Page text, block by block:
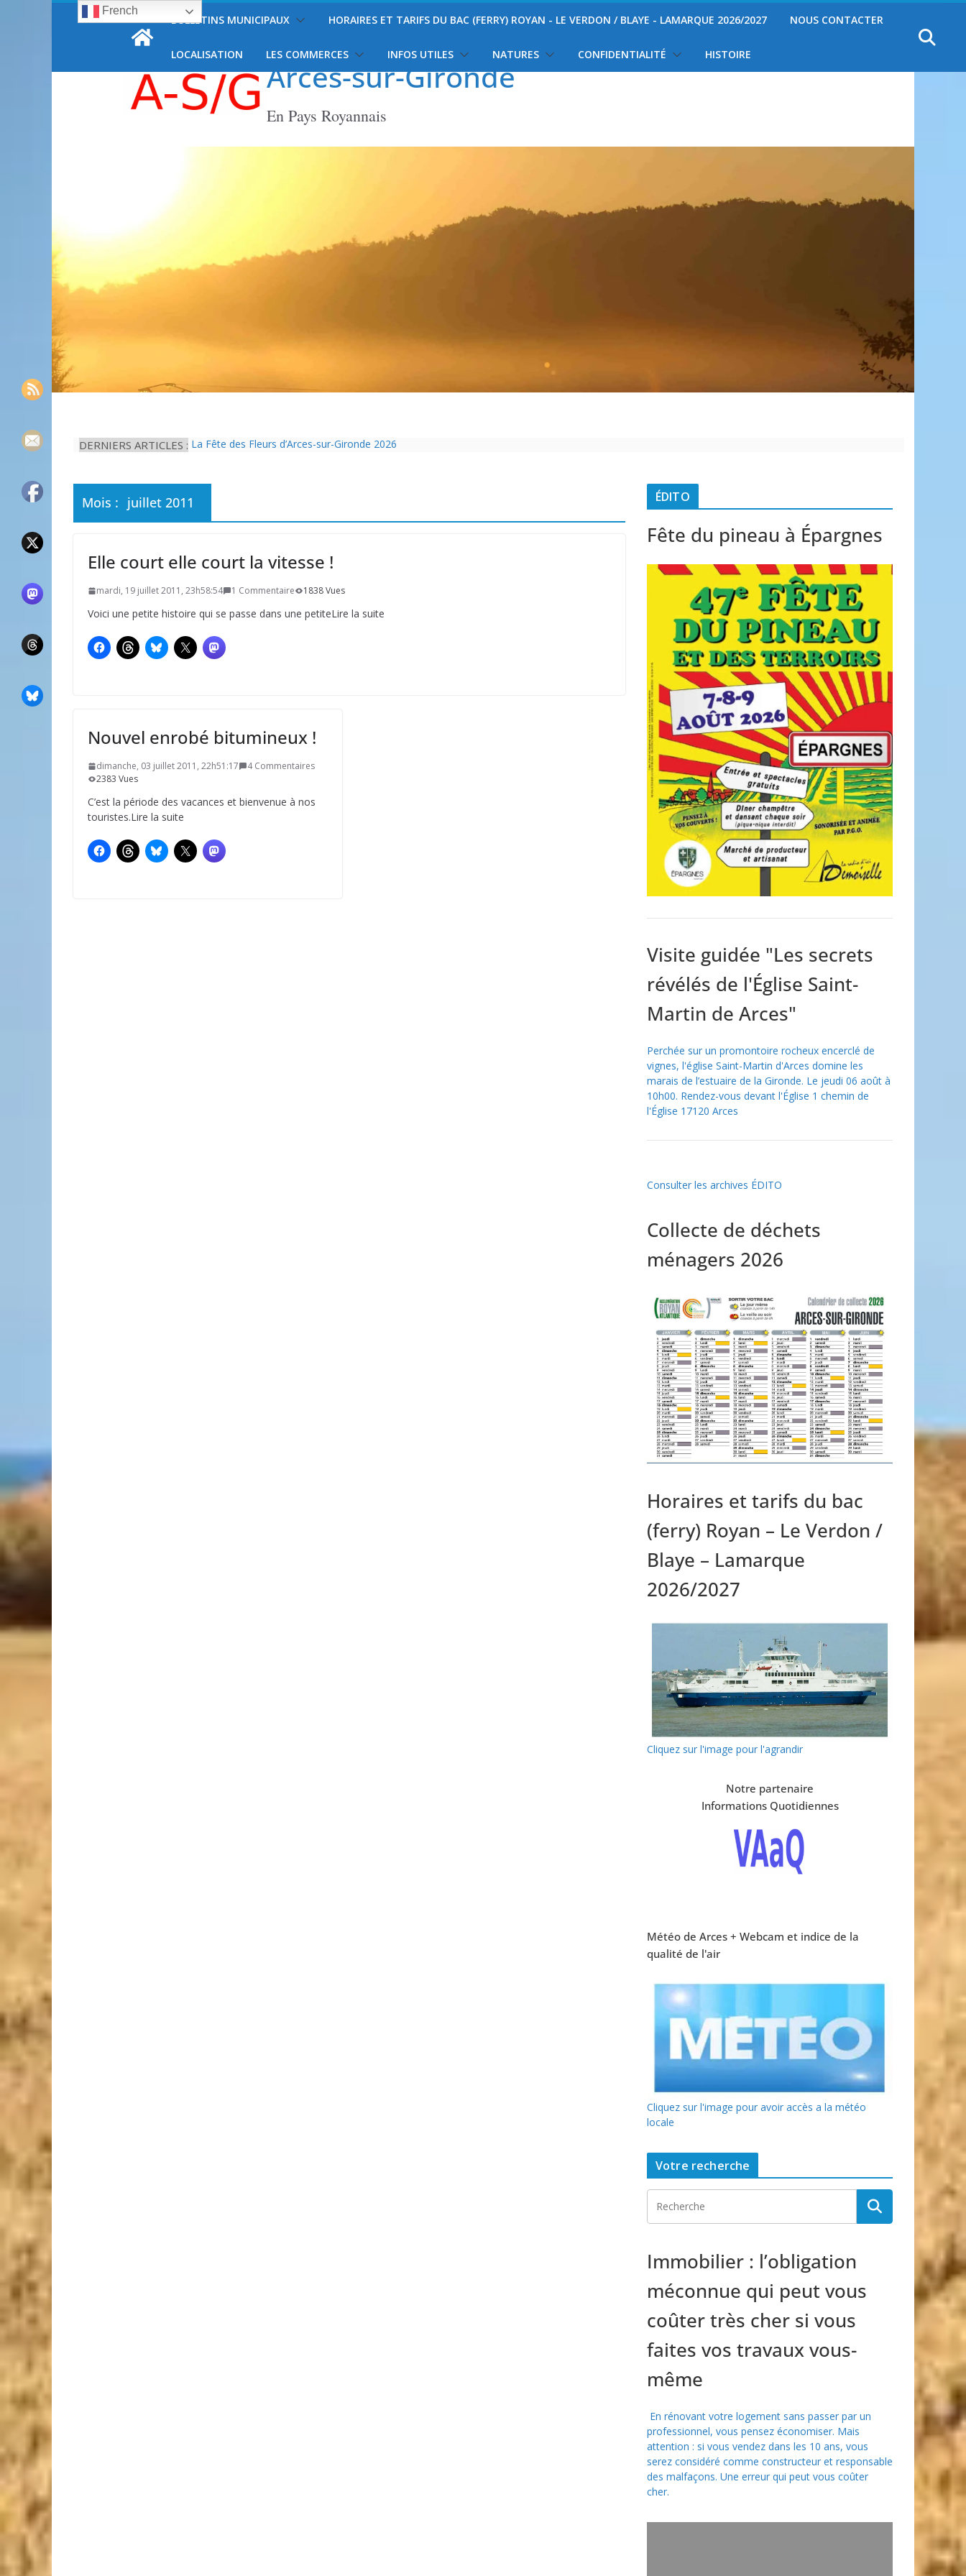
Passervendredi, 7 août, 2026
Arces-sur-Gironde
En Pays Royannais
BULLETINS MUNICIPAUX HORAIRES ET TARIFS DU BAC (FERRY) ROYAN - LE VERDON / BLAYE - LAMARQUE 2026/2027 NOUS CONTACTER
LOCALISATION LES COMMERCES INFOS UTILES NATURES CONFIDENTIALITÉ HISTOIRE
DERNIERS ARTICLES : La Fête des Fleurs d’Arces-sur-Gironde 2026
Il est interdit de tondre sa pelouse de 12h à 16h à partir du 7 juin
Une solution durable pour l’isolation des bâtiments avec le chanvre
Mois : juillet 2011
Elle court elle court la vitesse !
mardi, 19 juillet 2011, 23h58:54 1 Commentaire 1838 Vues
Voici une petite histoire qui se passe dans une petiteLire la suite
Nouvel enrobé bitumineux !
dimanche, 03 juillet 2011, 22h51:17
4 Commentaires
2383 Vues
C’est la période des vacances et bienvenue à nos
touristes.Lire la suite
ÉDITO
Fête du pineau à Épargnes
Visite guidée "Les secrets
révélés de l'Église Saint-
Martin de Arces"
Perchée sur un promontoire rocheux encerclé de
vignes, l'église Saint-Martin d'Arces domine les
marais de l’estuaire de la Gironde. Le jeudi 06 août à
10h00. Rendez-vous devant l'Église 1 chemin de
l'Église 17120 Arces
Consulter les archives ÉDITO
Collecte de déchets
ménagers 2026
Horaires et tarifs du bac
(ferry) Royan – Le Verdon /
Blaye – Lamarque
2026/2027
Cliquez sur l'image pour l'agrandir
Notre partenaire
Informations Quotidiennes
Météo de Arces + Webcam et indice de la
qualité de l'air
Cliquez sur l'image pour avoir accès a la météo
locale
Votre recherche
Immobilier : l’obligation
méconnue qui peut vous
coûter très cher si vous
faites vos travaux vous-
même
En rénovant votre logement sans passer par un
professionnel, vous pensez économiser. Mais
attention : si vous vendez dans les 10 ans, vous
serez considéré comme constructeur et responsable
des malfaçons. Une erreur qui peut vous coûter
cher.
French